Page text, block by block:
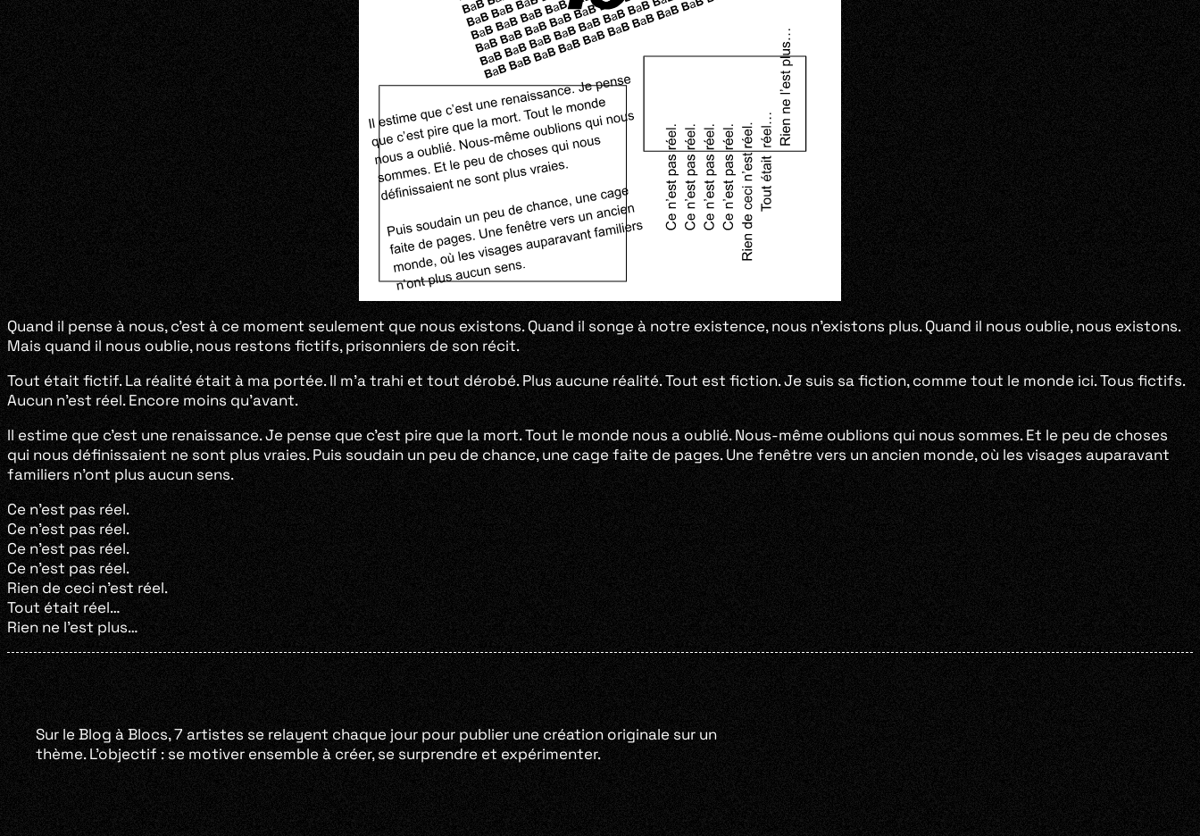
Quand il pense à nous, c’est à ce moment seulement que nous existons. Quand il songe à notre existence, nous n’existons plus. Quand il nous oublie, nous existons.
Mais quand il nous oublie, nous restons fictifs, prisonniers de son récit.
Tout était fictif. La réalité était à ma portée. Il m’a trahi et tout dérobé. Plus aucune réalité. Tout est fiction. Je suis sa fiction, comme tout le monde ici. Tous fictifs.
Aucun n’est réel. Encore moins qu’avant.
Il estime que c’est une renaissance. Je pense que c’est pire que la mort. Tout le monde nous a oublié. Nous-même oublions qui nous sommes. Et le peu de choses
qui nous définissaient ne sont plus vraies. Puis soudain un peu de chance, une cage faite de pages. Une fenêtre vers un ancien monde, où les visages auparavant
familiers n’ont plus aucun sens.
Ce n’est pas réel.
Ce n’est pas réel.
Ce n’est pas réel.
Ce n’est pas réel.
Rien de ceci n’est réel.
Tout était réel…
Rien ne l’est plus…
Sur le Blog à Blocs, 7 artistes se relayent chaque jour pour publier une création originale sur un
thème. L’objectif : se motiver ensemble à créer, se surprendre et expérimenter.